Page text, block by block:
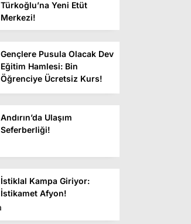
Türkoğlu’na Yeni Etüt
Merkezi!
Gençlere Pusula Olacak Dev
Eğitim Hamlesi: Bin
Öğrenciye Ücretsiz Kurs!
Andırın’da Ulaşım
Seferberliği!
İstiklal Kampa Giriyor:
İstikamet Afyon!